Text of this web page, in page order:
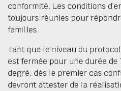
conformité. Les conditions
toujours réunies pour
familles.
Tant que le niveau du
est fermée pour une durée
degré, dès le premier cas
devront attester de la